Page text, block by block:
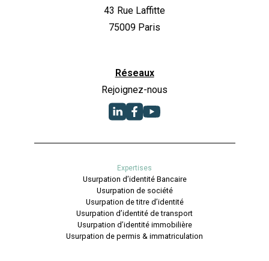
43 Rue Laffitte
75009 Paris
Réseaux
Rejoignez-nous
Expertises
Usurpation d’identité Bancaire
Usurpation de société
Usurpation de titre d’identité
Usurpation d’identité de transport
Usurpation d’identité immobilière
Usurpation de permis & immatriculation